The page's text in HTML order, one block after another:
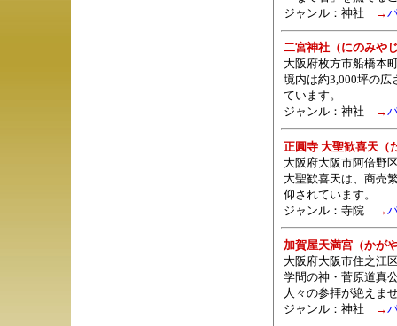
ジャンル： 神社 →
二宮神社（にのみや
大阪府枚方市船橋本
境内は約3,000坪の
ています。
ジャンル： 神社 →
正圓寺 大聖歓喜天（
大阪府大阪市阿倍野
大聖歓喜天は、商売
仰されています。
ジャンル： 寺院→
加賀屋天満宮（かが
大阪府大阪市住之江
学問の神・菅原道真
人々の参拝が絶えま
ジャンル： 神社 →